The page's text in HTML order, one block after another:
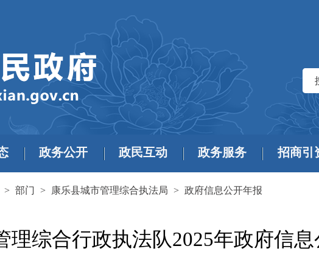
政务公开 政民互动 政务服务 招商引
> 部门 > 康乐县城市管理综合执法局 > 政府信息公开年报
理综合行政执法队2025年政府信